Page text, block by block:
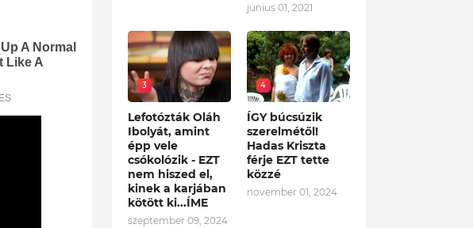
június 01, 2021
3
Lefotózták Oláh
Ibolyát, amint
épp vele
csókolózik - EZT
nem hiszed el,
kinek a karjában
kötött ki...ÍME
szeptember 09, 2024
4
ÍGY búcsúzik
szerelmétől!
Hadas Kriszta
férje EZT tette
közzé
november 01, 2024